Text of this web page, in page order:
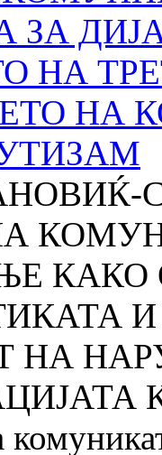
ЗА
НА
НА
КАКО
НА